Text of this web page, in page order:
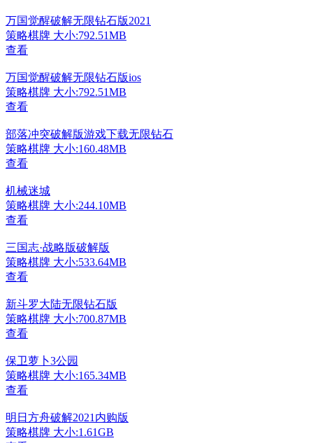
万国觉醒破解无限钻石版2021
策略棋牌 大小:792.51MB
查看
万国觉醒破解无限钻石版ios
策略棋牌 大小:792.51MB
查看
部落冲突破解版游戏下载无限钻石
策略棋牌 大小:160.48MB
查看
机械迷城
策略棋牌 大小:244.10MB
查看
三国志·战略版破解版
策略棋牌 大小:533.64MB
查看
新斗罗大陆无限钻石版
策略棋牌 大小:700.87MB
查看
保卫萝卜3公园
策略棋牌 大小:165.34MB
查看
明日方舟破解2021内购版
策略棋牌 大小:1.61GB